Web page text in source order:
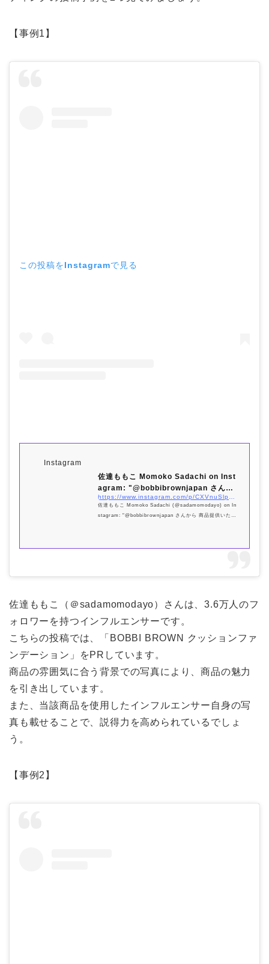
【事例1】
この投稿をInstagramで見る
Instagram
佐達ももこ Momoko Sadachi on Inst
agram: "@bobbibrownjapan さんか
ら 商品提供い...
佐達ももこ Momoko Sadachi (@sadamomodayo) on In
stagram: "@bobbibrownjapan さんから 商品提供いただ
佐達ももこ（＠sadamomodayo）さんは、3.6万人のフ
ォロワーを持つインフルエンサーです。
こちらの投稿では、「BOBBI BROWN クッションファ
ンデーション」をPRしています。
商品の雰囲気に合う背景での写真により、商品の魅力
を引き出しています。
また、当該商品を使用したインフルエンサー自身の写
真も載せることで、説得力を高められているでしょ
う。
【事例2】